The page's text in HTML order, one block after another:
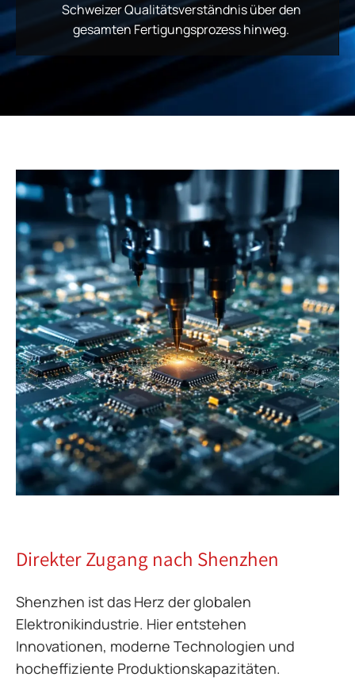
Schweizer Qualitätsverständnis über den
gesamten Fertigungsprozess hinweg.
Direkter Zugang nach Shenzhen
Shenzhen ist das Herz der globalen
Elektronikindustrie. Hier entstehen
Innovationen, moderne Technologien und
hocheffiziente Produktionskapazitäten.